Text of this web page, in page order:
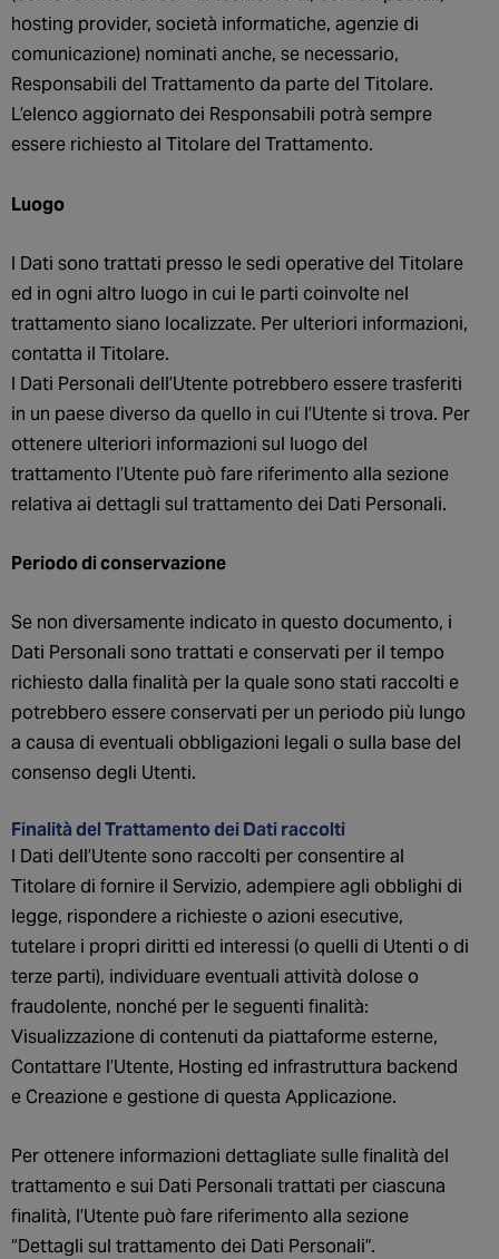
hosting provider, società informatiche, agenzie di
comunicazione) nominati anche, se necessario,
Responsabili del Trattamento da parte del Titolare.
L’elenco aggiornato dei Responsabili potrà sempre
essere richiesto al Titolare del Trattamento.
Luogo
I Dati sono trattati presso le sedi operative del Titolare
ed in ogni altro luogo in cui le parti coinvolte nel
trattamento siano localizzate. Per ulteriori informazioni,
contatta il Titolare.
I Dati Personali dell’Utente potrebbero essere trasferiti
in un paese diverso da quello in cui l’Utente si trova. Per
ottenere ulteriori informazioni sul luogo del
trattamento l’Utente può fare riferimento alla sezione
relativa ai dettagli sul trattamento dei Dati Personali.
Periodo di conservazione
Se non diversamente indicato in questo documento, i
Dati Personali sono trattati e conservati per il tempo
richiesto dalla finalità per la quale sono stati raccolti e
potrebbero essere conservati per un periodo più lungo
a causa di eventuali obbligazioni legali o sulla base del
consenso degli Utenti.
Finalità del Trattamento dei Dati raccolti
I Dati dell’Utente sono raccolti per consentire al
Titolare di fornire il Servizio, adempiere agli obblighi di
legge, rispondere a richieste o azioni esecutive,
tutelare i propri diritti ed interessi (o quelli di Utenti o di
terze parti), individuare eventuali attività dolose o
fraudolente, nonché per le seguenti finalità:
Visualizzazione di contenuti da piattaforme esterne,
Contattare l’Utente, Hosting ed infrastruttura backend
e Creazione e gestione di questa Applicazione.
Per ottenere informazioni dettagliate sulle finalità del
trattamento e sui Dati Personali trattati per ciascuna
finalità, l’Utente può fare riferimento alla sezione
“Dettagli sul trattamento dei Dati Personali”.